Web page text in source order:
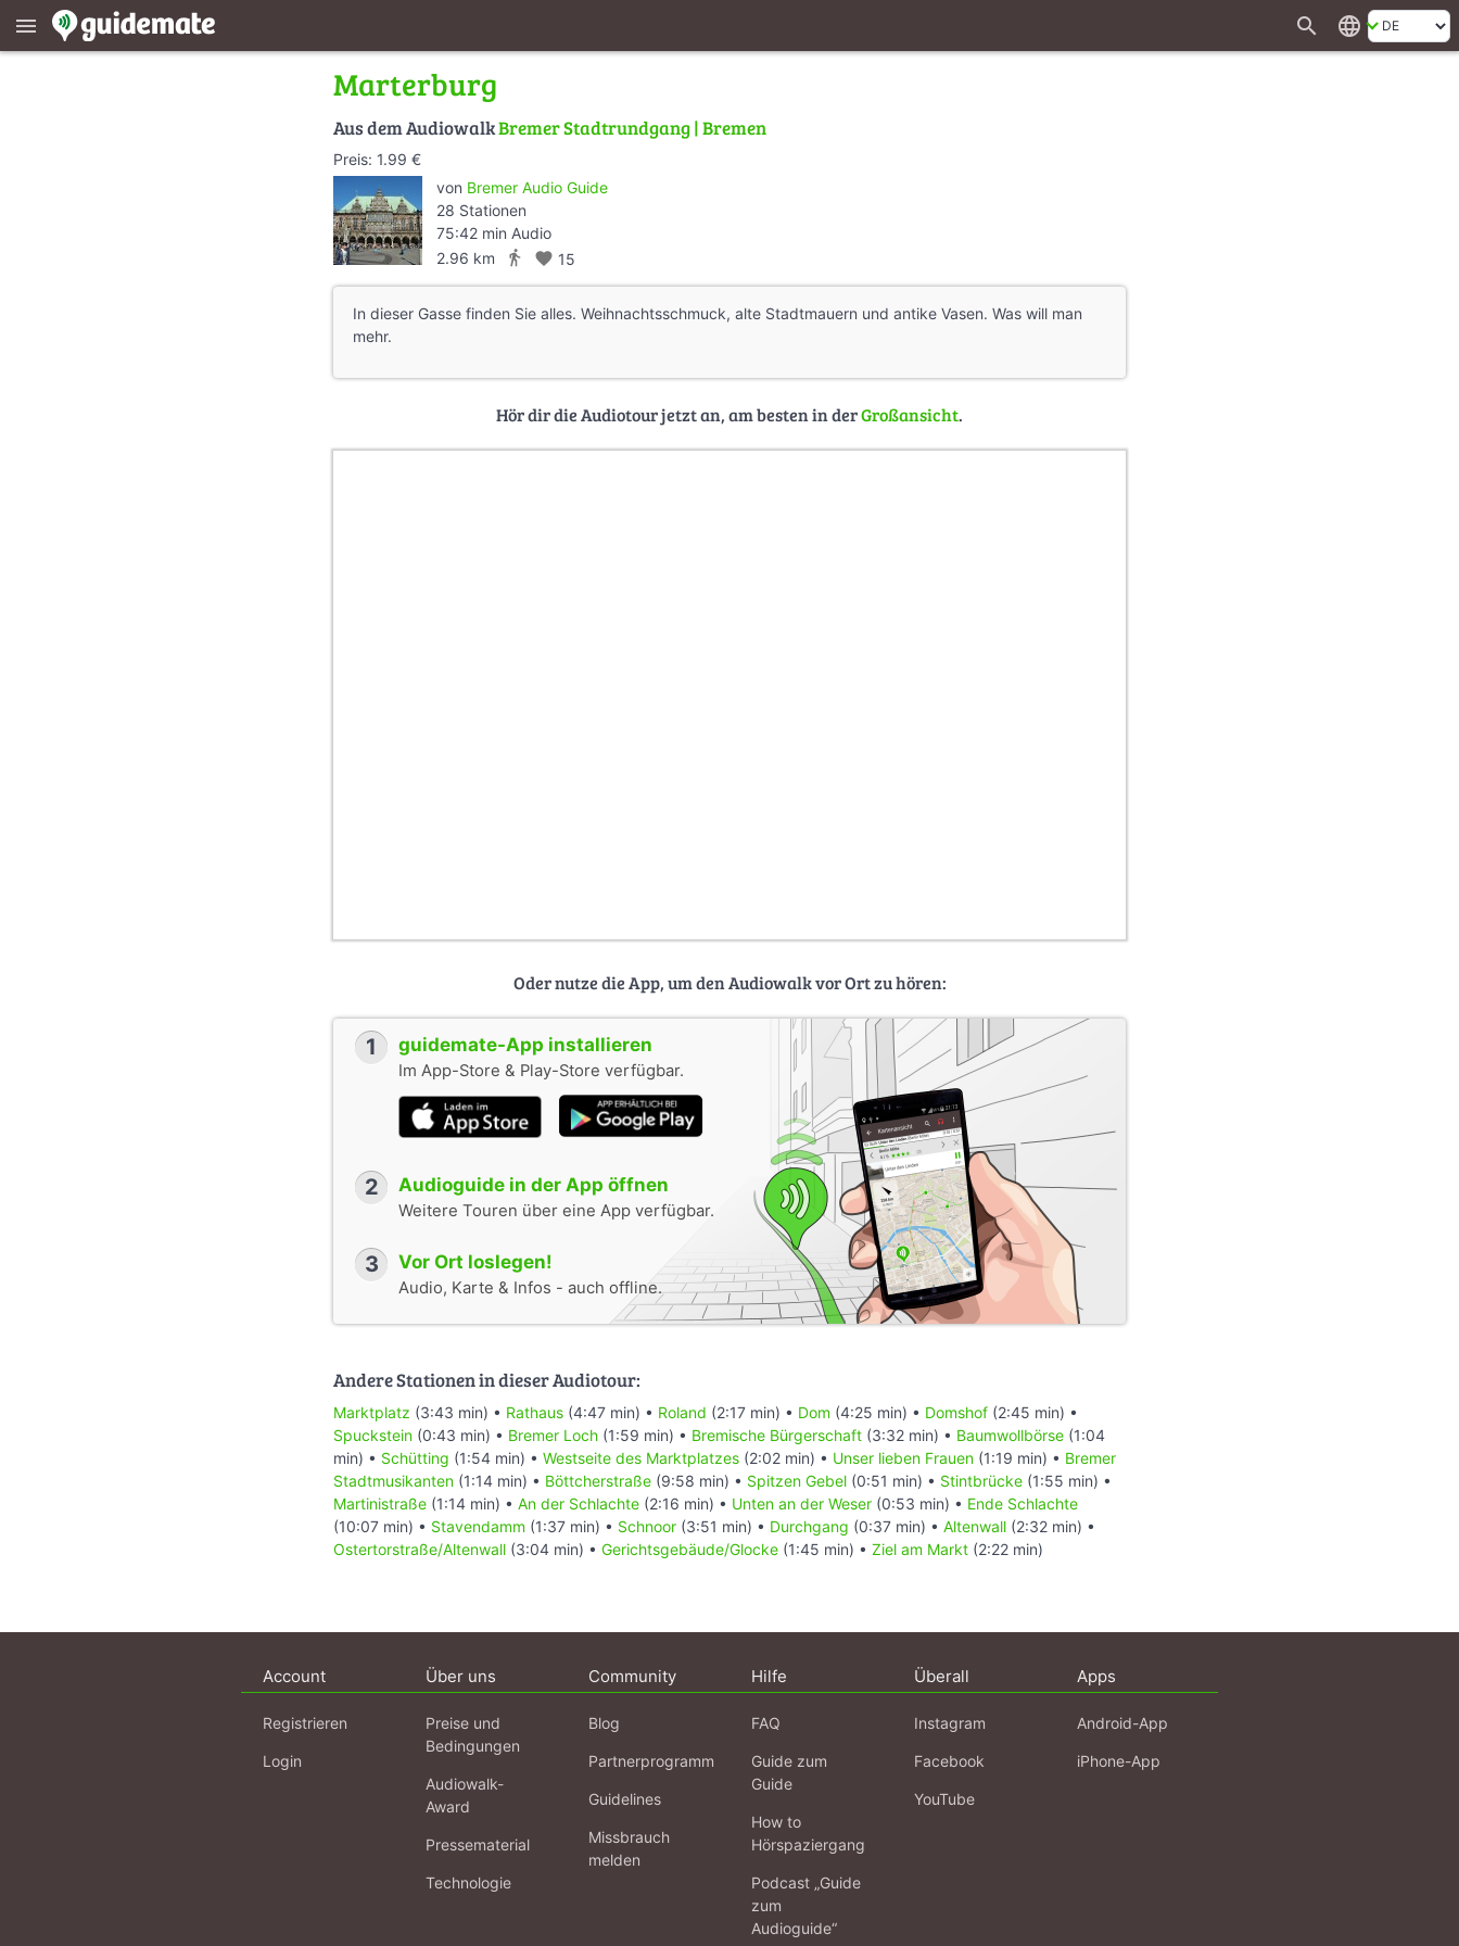
menu search language
Marterburg
Aus dem AudiowalkBremer Stadtrundgang | Bremen
Preis: 1.99 €
von Bremer Audio Guide
28 Stationen
75:42 min Audio
2.96 km
directions_walk favorite 15
In dieser Gasse finden Sie alles. Weihnachtsschmuck, alte Stadtmauern und antike Vasen. Was will man
mehr.
Hör dir die Audiotour jetzt an, am besten in derGroßansicht.
Oder nutze die App, um den Audiowalk vor Ort zu hören:
1 guidemate-App installieren
Im App-Store & Play-Store verfügbar.
2 Audioguide in der App öffnen
Weitere Touren über eine App verfügbar.
3 Vor Ort loslegen!
Audio, Karte & Infos - auch offline.
Andere Stationen in dieser Audiotour:
Marktplatz (3:43 min) • Rathaus (4:47 min) • Roland (2:17 min) • Dom (4:25 min) • Domshof (2:45 min) •
Spuckstein (0:43 min) • Bremer Loch (1:59 min) • Bremische Bürgerschaft (3:32 min) • Baumwollbörse (1:04
min) • Schütting (1:54 min) • Westseite des Marktplatzes (2:02 min) • Unser lieben Frauen (1:19 min) • Bremer
Stadtmusikanten (1:14 min) • Böttcherstraße (9:58 min) • Spitzen Gebel (0:51 min) • Stintbrücke (1:55 min) •
Martinistraße (1:14 min) • An der Schlachte (2:16 min) • Unten an der Weser (0:53 min) • Ende Schlachte
(10:07 min) • Stavendamm (1:37 min) • Schnoor (3:51 min) • Durchgang (0:37 min) • Altenwall (2:32 min) •
Ostertorstraße/Altenwall (3:04 min) • Gerichtsgebäude/Glocke (1:45 min) • Ziel am Markt (2:22 min)
Account
Registrieren
Login
Über uns
Preise und
Bedingungen
Audiowalk-
Award
Pressematerial
Technologie
Community
Blog
Partnerprogramm
Guidelines
Missbrauch
melden
Hilfe
FAQ
Guide zum
Guide
How to
Hörspaziergang
Podcast „Guide
zum
Audioguide“
Überall
Instagram
Facebook
YouTube
Apps
Android-App
iPhone-App